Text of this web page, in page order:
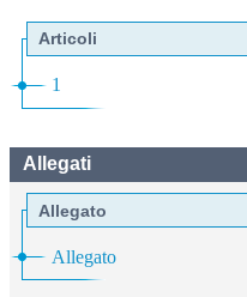
Articoli
1
Allegati
Allegato
Allegato